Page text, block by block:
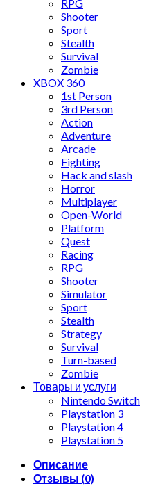
RPG
Shooter
Sport
Stealth
Survival
Zombie
XBOX 360
1st Person
3rd Person
Action
Adventure
Arcade
Fighting
Hack and slash
Horror
Multiplayer
Open-World
Platform
Quest
Racing
RPG
Shooter
Simulator
Sport
Stealth
Strategy
Survival
Turn-based
Zombie
Товары и услуги
Nintendo Switch
Playstation 3
Playstation 4
Playstation 5
Описание
Отзывы (0)